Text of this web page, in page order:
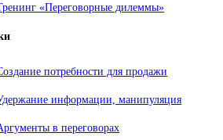
«Переговорные дилеммы»
потребности для продажи
информации, манипуляция
в переговорах